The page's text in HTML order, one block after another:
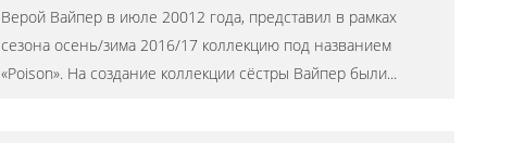
Верой Вайпер в июле 20012 года, представил в рамках
сезона осень/зима 2016/17 коллекцию под названием
«Poison». На создание коллекции сёстры Вайпер были...